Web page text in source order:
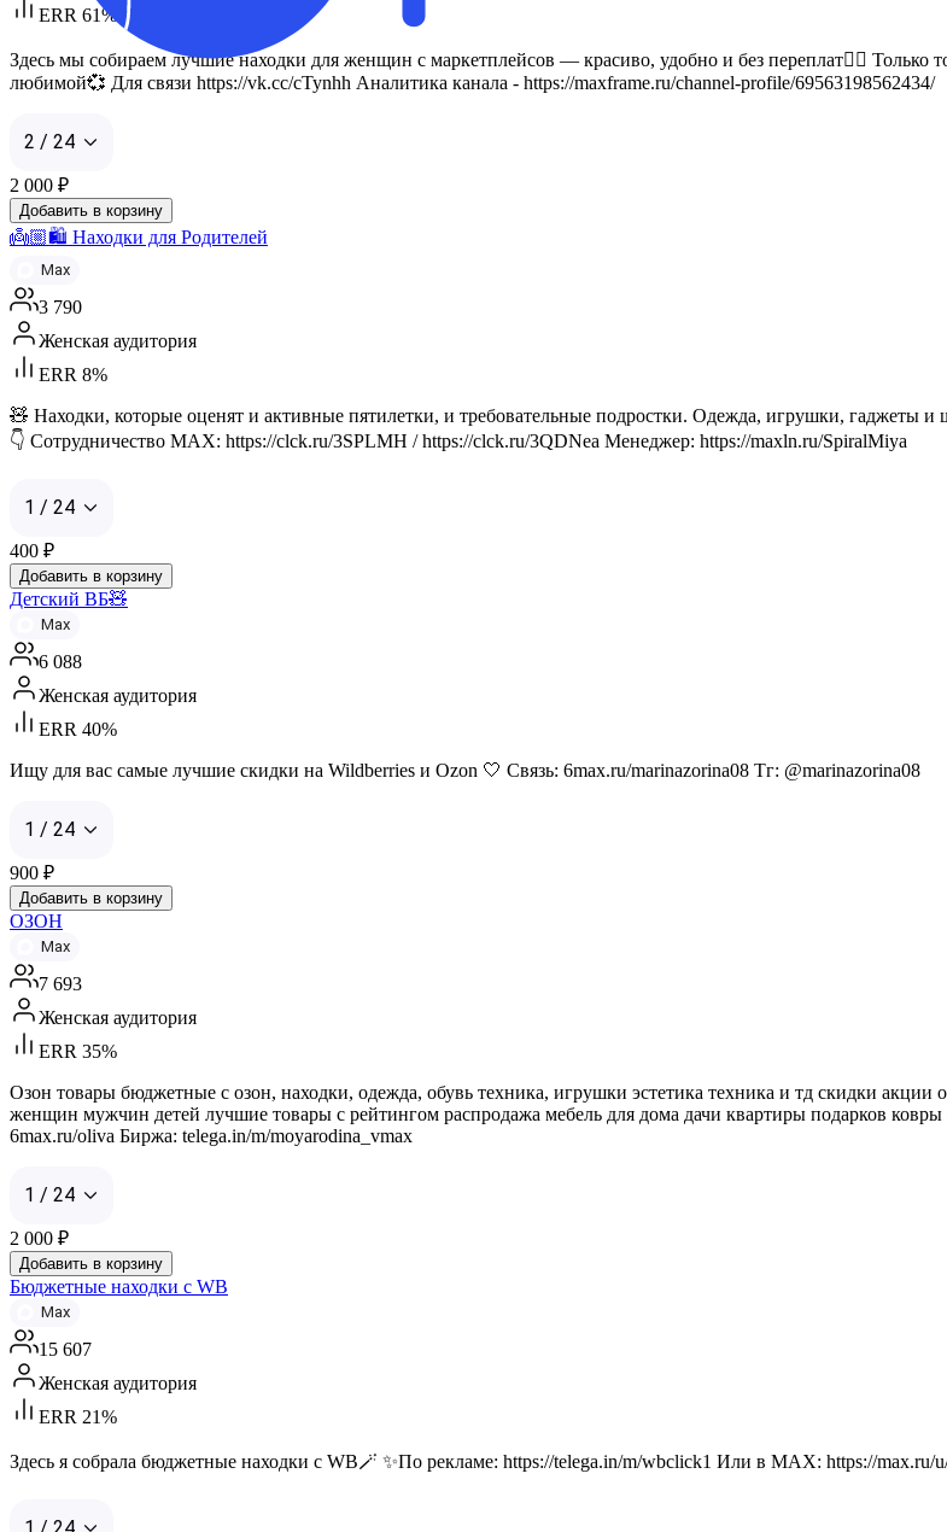
ERR 61%
Здесь мы собираем лучшие находки для женщин с маркетплейсов — красиво, удобно и без переплат❤️‍🔥 Только
любимой💞 Для связи https://vk.cc/cTynhh Аналитика канала - https://maxframe.ru/channel-profile/69563198562434/
2 / 24
2 000 ₽
Добавить в корзину
👼🏼🛍️ Находки для Родителей
Max
3 790
Женская аудитория
ERR 8%
🧸 Находки, которые оценят и активные пятилетки, и требовательные подростки. Одежда, игрушки,
👇 Сотрудничество MAX: https://clck.ru/3SPLMH / https://clck.ru/3QDNea Менеджер: https://maxln.ru/SpiralMiya
1 / 24
400 ₽
Добавить в корзину
Детский ВБ🧸
Max
6 088
Женская аудитория
ERR 40%
Ищу для вас самые лучшие скидки на Wildberries и Ozon 🤍 Связь: 6max.ru/marinazorina08 Тг: @marinazorina08
1 / 24
900 ₽
Добавить в корзину
ОЗОН
Max
7 693
Женская аудитория
ERR 35%
Озон товары бюджетные с озон, находки, одежда, обувь техника, игрушки эстетика техника и тд скидки
женщин мужчин детей лучшие товары с рейтингом распродажа мебель для дома дачи квартиры подарков
6max.ru/oliva Биржа: telega.in/m/moyarodina_vmax
1 / 24
2 000 ₽
Добавить в корзину
Бюджетные находки с WB
Max
15 607
Женская аудитория
ERR 21%
Здесь я собрала бюджетные находки с WB🪄 ✨По рекламе: https://telega.in/m/wbclick1 Или в МАХ: https://
1 / 24